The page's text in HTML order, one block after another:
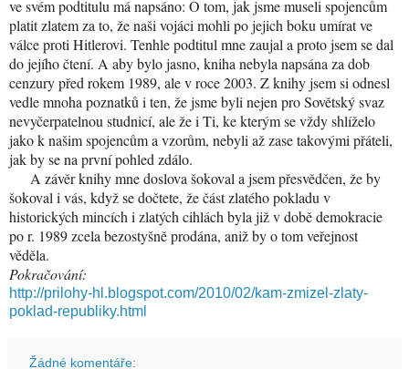
ve svém podtitulu má napsáno: O tom, jak jsme museli spojencům
platit zlatem za to, že naši vojáci mohli po jejich boku umírat ve
válce proti Hitlerovi. Tenhle podtitul mne zaujal a proto jsem se dal
do jejího čtení. A aby bylo jasno, kniha nebyla napsána za dob
cenzury před rokem 1989, ale v roce 2003. Z knihy jsem si odnesl
vedle mnoha poznatků i ten, že jsme byli nejen pro Sovětský svaz
nevyčerpatelnou studnicí, ale že i Ti, ke kterým se vždy shlíželo
jako k našim spojencům a vzorům, nebyli až zase takovými přáteli,
jak by se na první pohled zdálo.
A závěr knihy mne doslova šokoval a jsem přesvědčen, že by
šokoval i vás, když se dočtete, že část zlatého pokladu v
historických mincích i zlatých cihlách byla již v době demokracie
po r. 1989 zcela bezostyšně prodána, aniž by o tom veřejnost
věděla.
Pokračování:
http://prilohy-hl.blogspot.com/2010/02/kam-zmizel-zlaty-
poklad-republiky.html
Žádné komentáře: